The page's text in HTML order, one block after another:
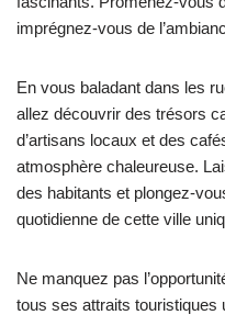
imprégnez-vous de
En vous baladant dans les
allez découvrir des trésors
d’artisans locaux et des
atmosphère chaleureuse.
des habitants et plongez-
quotidienne de cette ville
Ne manquez pas
tous ses attraits touristiques